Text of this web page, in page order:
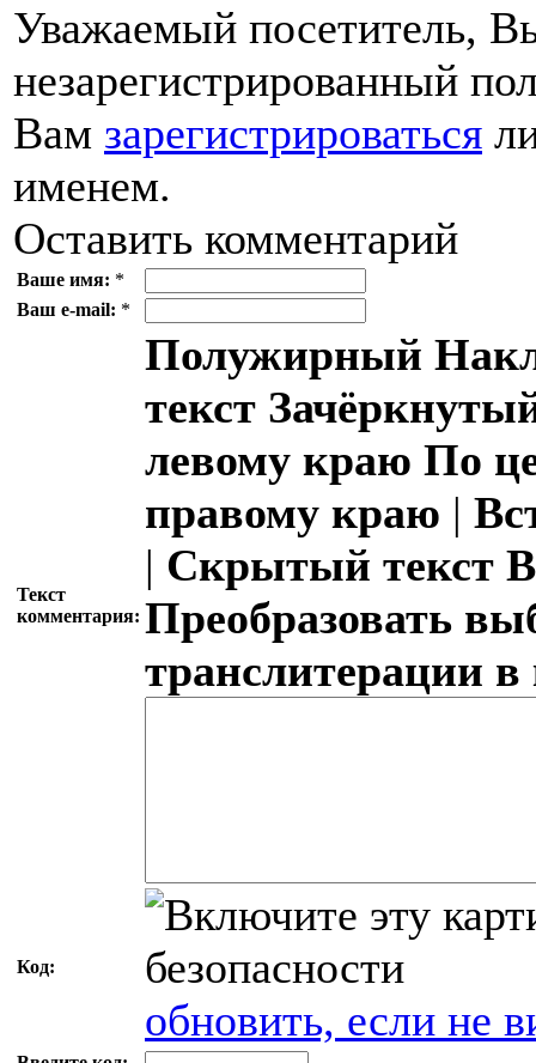
Уважаемый посетитель,
незарегистрированный
Вам зарегистрироваться
именем.
Оставить комментарий
Ваше имя: *
Ваш e-mail: *
Текст
комментария:
Полужирный
текст
левому краю По
правому краю |
| Скрытый текст
Преобразовать
транслитерации
Код:
обновить, если не